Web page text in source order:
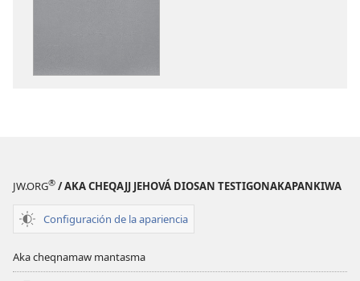
JW.ORG® / AKA CHEQAJJ JEHOVÁ DIOSAN TESTIGONAKAPANKIWA
Configuración de la apariencia
Aka cheqnamaw mantasma